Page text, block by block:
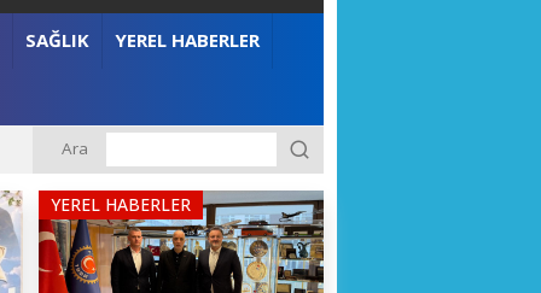
SAĞLIK YEREL HABERLER
Ara
YEREL HABERLER